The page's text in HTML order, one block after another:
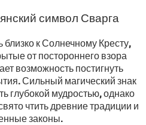
символ Сварга
близко к Солнечному Кресту,
от постороннего взора
возможность постигнуть
Сильный магический знак
глубокой мудростью, однако
чтить древние традиции и
законы.